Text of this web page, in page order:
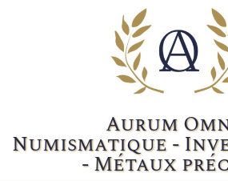
Aurum
Numismatique -
- Métaux